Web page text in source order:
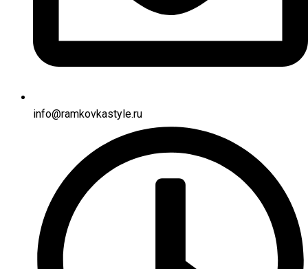
info@ramkovkastyle.ru